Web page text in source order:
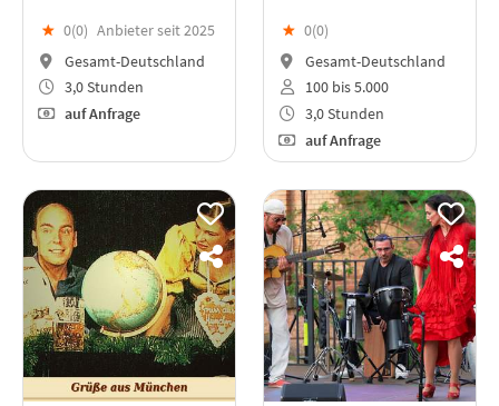
★ 0(0) Anbieter seit 2025
Gesamt-Deutschland
3,0 Stunden
auf Anfrage
★ 0(0)
Gesamt-Deutschland
100 bis 5.000
3,0 Stunden
auf Anfrage